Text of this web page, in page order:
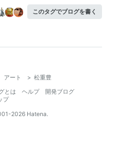
このタグでブログを書く
アート > 松重豊
とは
ヘルプ
開発ブログ
プ
2026 Hatena.